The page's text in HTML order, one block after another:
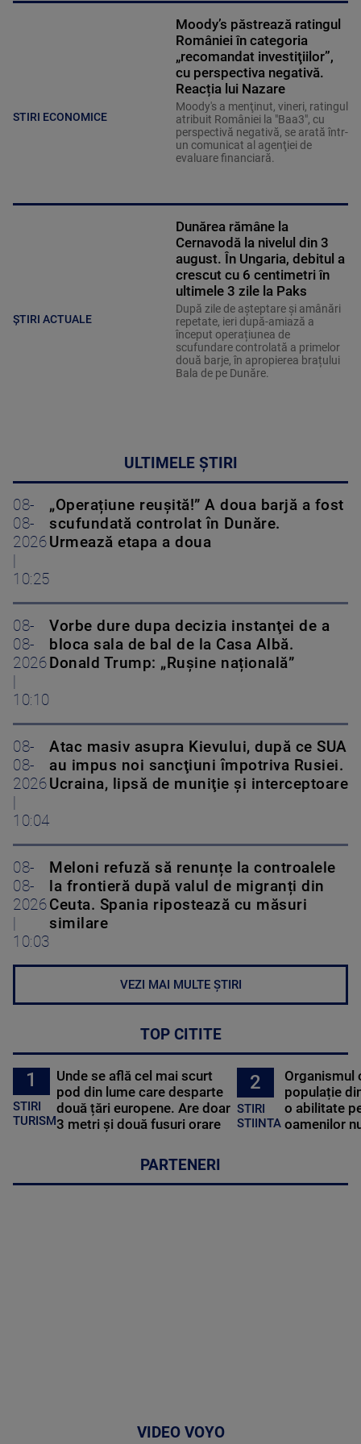
STIRI ECONOMICE
Moody’s păstrează ratingul
României în categoria
„recomandat investiţiilor”,
cu perspectiva negativă.
Reacția lui Nazare
Moody's a menţinut, vineri, ratingul
atribuit României la "Baa3", cu
perspectivă negativă, se arată într-
un comunicat al agenţiei de
evaluare financiară.
ȘTIRI ACTUALE
Dunărea rămâne la
Cernavodă la nivelul din 3
august. În Ungaria, debitul a
crescut cu 6 centimetri în
ultimele 3 zile la Paks
După zile de așteptare și amânări
repetate, ieri după-amiază a
început operațiunea de
scufundare controlată a primelor
două barje, în apropierea brațului
Bala de pe Dunăre.
ULTIMELE ȘTIRI
08-
08-
2026
10:25
„Operațiune reușită!” A doua barjă a fost
scufundată controlat în Dunăre.
Urmează etapa a doua
08-
08-
2026
10:10
Vorbe dure dupa decizia instanţei de a
bloca sala de bal de la Casa Albă.
Donald Trump: „Rușine națională”
08-
08-
2026
10:04
Atac masiv asupra Kievului, după ce SUA
au impus noi sancţiuni împotriva Rusiei.
Ucraina, lipsă de muniţie şi interceptoare
08-
08-
2026
10:03
Meloni refuză să renunțe la controalele
la frontieră după valul de migranți din
Ceuta. Spania ripostează cu măsuri
similare
VEZI MAI MULTE ȘTIRI
TOP CITITE
1
STIRI
TURISM
Unde se află cel mai scurt
pod din lume care desparte
două țări europene. Are doar
3 metri și două fusuri orare
2
STIRI
STIINTA
Organismul
populație
o abilitate
oamenilor
PARTENERI
VIDEO VOYO